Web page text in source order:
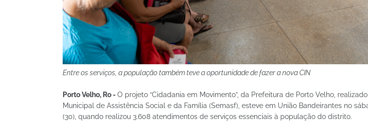
Entre os serviços, a população também teve a oportunidade de fazer a nova CIN
Porto Velho, Ro - O projeto “Cidadania em Movimento”, da Prefeitura de Porto Velho,
Municipal de Assistência Social e da Família (Semasf), esteve em União Bandeirantes no
(30), quando realizou 3.608 atendimentos de serviços essenciais à população do distrito.